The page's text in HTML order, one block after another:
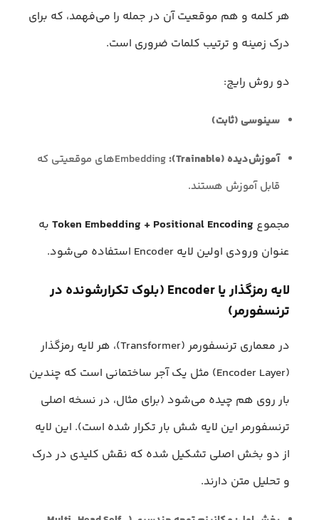
هر کلمه و هم موقعیت آن در جمله را می‌فهمد، که برای
درک زمینه و ترتیب کلمات ضروری است.
دو روش رایج:
سینوسی (ثابت)
آموزش‌دیده (Trainable):
Embeddingهای موقعیتی که
قابل آموزش هستند.
مجموع Token Embedding + Positional Encoding به
عنوان ورودی اولین لایه Encoder استفاده می‌شود.
لایه رمزگذار یا Encoder (بلوک تکرارشونده در
ترنسفورمر)
در معماری ترنسفورمر (Transformer)، هر لایه رمزگذار
(Encoder Layer) مثل یک آجر ساختمانی است که چندین
بار روی هم چیده می‌شود (برای مثال، در نسخه اصلی
ترنسفورمر این لایه شش بار تکرار شده است). این لایه
از دو بخش اصلی تشکیل شده که نقش کلیدی در درک
و تحلیل متن دارند.